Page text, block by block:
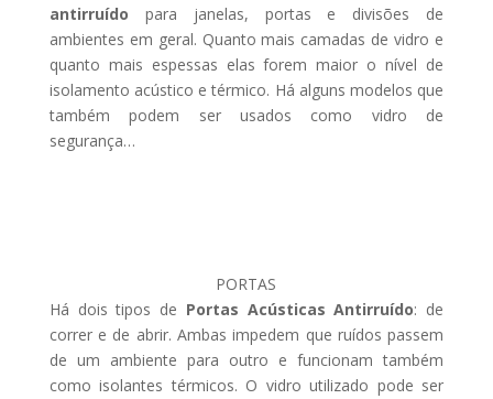
antirruído
para janelas, portas e divisões de
ambientes em geral. Quanto mais camadas de vidro e
quanto mais espessas elas forem maior o nível de
isolamento acústico e térmico. Há alguns modelos que
também podem ser usados como vidro de
segurança…
PORTAS
Há dois tipos de Portas Acústicas Antirruído: de
correr e de abrir. Ambas impedem que ruídos passem
de um ambiente para outro e funcionam também
como isolantes térmicos. O vidro utilizado pode ser